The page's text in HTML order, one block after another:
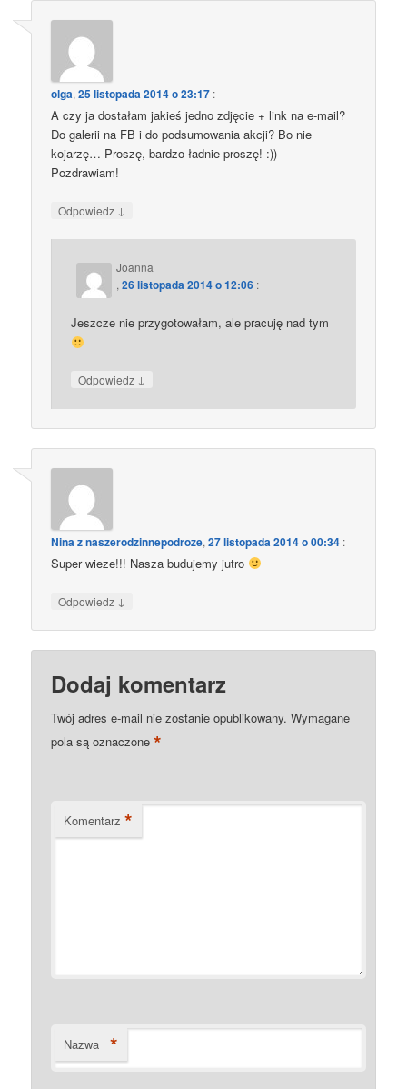
olga,25 listopada 2014 o 23:17 :
A czy ja dostałam jakieś jedno zdjęcie + link na e-mail?
Do galerii na FB i do podsumowania akcji? Bo nie
kojarzę… Proszę, bardzo ładnie proszę! :))
Pozdrawiam!
Odpowiedz ↓
Joanna
,26 listopada 2014 o 12:06 :
Jeszcze nie przygotowałam, ale pracuję nad tym
Odpowiedz ↓
Nina z naszerodzinnepodroze,27 listopada 2014 o 00:34 :
Super wieze!!! Nasza budujemy jutro
Odpowiedz ↓
Dodaj komentarz
Twój adres e-mail nie zostanie opublikowany. Wymagane
pola są oznaczone*
Komentarz *
Nazwa *